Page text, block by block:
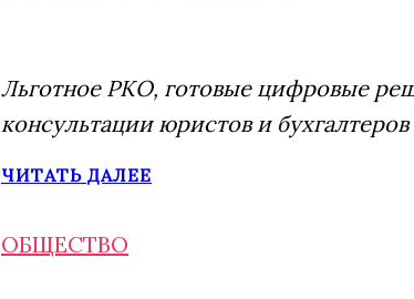
Льготное РКО, готовые цифровые
консультации юристов и бухгалтеров
ЧИТАТЬ ДАЛЕЕ
ОБЩЕСТВО